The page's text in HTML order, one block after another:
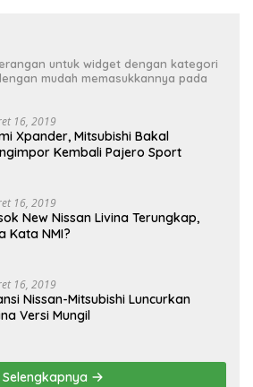
untuk widget dengan kategori
mudah memasukkannya pada
16, 2019
Xpander, Mitsubishi Bakal
Kembali Pajero Sport
16, 2019
New Nissan Livina Terungkap,
Kata NMI?
16, 2019
Nissan-Mitsubishi Luncurkan
Versi Mungil
Selengkapnya